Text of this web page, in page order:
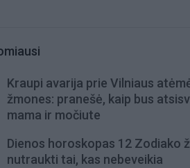
Kraupi avarija prie Vilniaus
žmones: pranešė, kaip bus
mama ir močiute
Dienos horoskopas 12 Zodiako
nutraukti tai, kas nebeveikia